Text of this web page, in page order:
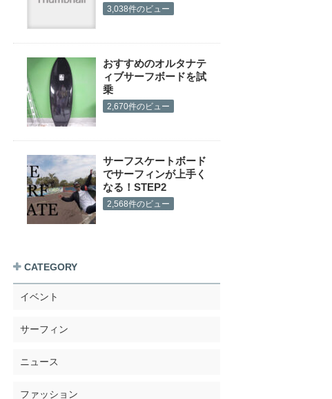
3,038件のビュー
おすすめのオルタナテ
ィブサーフボードを試
乗
2,670件のビュー
サーフスケートボード
でサーフィンが上手く
なる！STEP2
2,568件のビュー
CATEGORY
イベント
サーフィン
ニュース
ファッション